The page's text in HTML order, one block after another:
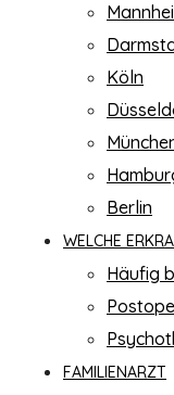
Köln
Berlin
WELCHE
Häufig
FAMILIENARZT